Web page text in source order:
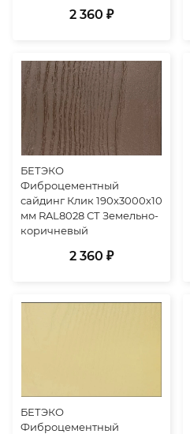
2 360 ₽
БЕТЭКО
Фиброцементный
сайдинг Клик 190х3000х10
мм RAL8028 СТ Земельно-
коричневый
2 360 ₽
БЕТЭКО
Фиброцементный